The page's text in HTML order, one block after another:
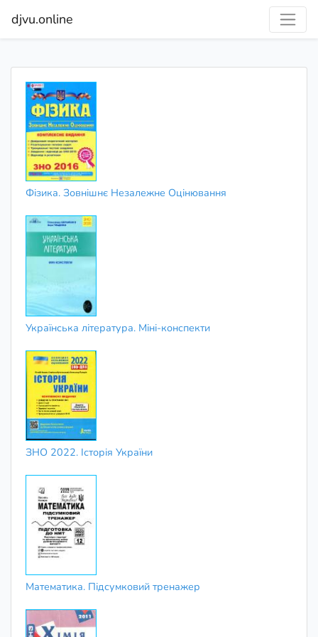
djvu.online
Фізика. Зовнішнє Незалежне Оцінювання
Українська література. Міні-конспекти
ЗНО 2022. Історія України
Математика. Підсумковий тренажер